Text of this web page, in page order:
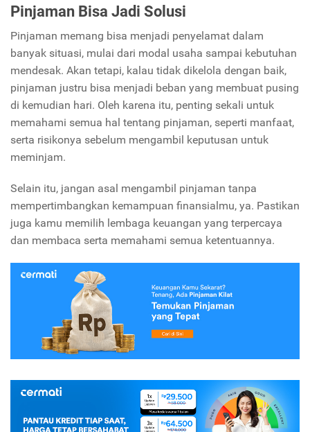
Pinjaman Bisa Jadi Solusi
Pinjaman memang bisa menjadi penyelamat dalam
banyak situasi, mulai dari modal usaha sampai kebutuhan
mendesak. Akan tetapi, kalau tidak dikelola dengan baik,
pinjaman justru bisa menjadi beban yang membuat pusing
di kemudian hari. Oleh karena itu, penting sekali untuk
memahami semua hal tentang pinjaman, seperti manfaat,
serta risikonya sebelum mengambil keputusan untuk
meminjam.
Selain itu, jangan asal mengambil pinjaman tanpa
mempertimbangkan kemampuan finansialmu, ya. Pastikan
juga kamu memilih lembaga keuangan yang terpercaya
dan membaca serta memahami semua ketentuannya.